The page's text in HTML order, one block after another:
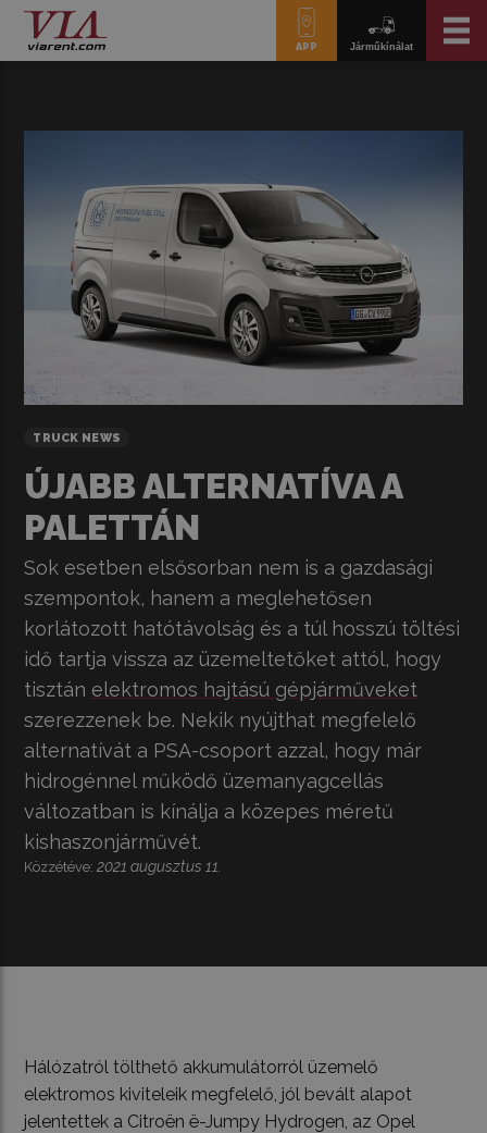
APP Járműkínálat
TRUCK NEWS
ÚJABB ALTERNATÍVA A
PALETTÁN
Sok esetben elsősorban nem is a gazdasági
szempontok, hanem a meglehetősen
korlátozott hatótávolság és a túl hosszú töltési
idő tartja vissza az üzemeltetőket attól, hogy
tisztán elektromos hajtású gépjárműveket
szerezzenek be. Nekik nyújthat megfelelő
alternatívát a PSA-csoport azzal, hogy már
hidrogénnel működő üzemanyagcellás
változatban is kínálja a közepes méretű
kishaszonjárművét.
Közzétéve:2021 augusztus 11.
Hálózatról tölthető akkumulátorról üzemelő
elektromos kiviteleik megfelelő, jól bevált alapot
jelentettek a Citroën ë-Jumpy Hydrogen, az Opel